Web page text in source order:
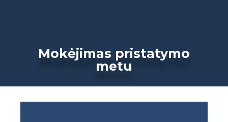
Pristatymas per 48
valandas